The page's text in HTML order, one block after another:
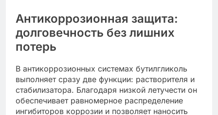
Антикоррозионная защита:
долговечность без лишних
потерь
В антикоррозионных системах бутилгликоль
выполняет сразу две функции: растворителя и
стабилизатора. Благодаря низкой летучести он
обеспечивает равномерное распределение
ингибиторов коррозии и позволяет наносить